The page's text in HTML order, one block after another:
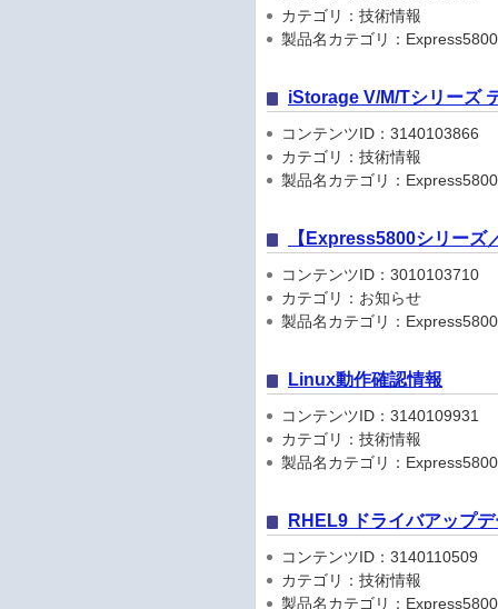
カテゴリ：技術情報
製品名カテゴリ：
iStorage V/M/Tシリーズ
コンテンツID：3140103866
カテゴリ：技術情報
製品名カテゴリ：
【Express5800シリー
コンテンツID：3010103710
カテゴリ：お知らせ
製品名カテゴリ：
Linux動作確認情報
コンテンツID：3140109931
カテゴリ：技術情報
製品名カテゴリ：
RHEL9 ドライバアップ
コンテンツID：3140110509
カテゴリ：技術情報
製品名カテゴリ：